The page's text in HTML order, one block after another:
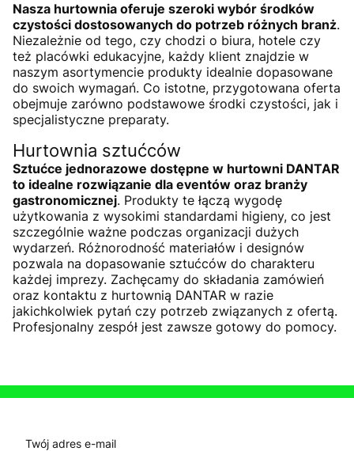
Nasza hurtownia oferuje szeroki wybór środków
czystości dostosowanych do potrzeb różnych branż.
Niezależnie od tego, czy chodzi o biura, hotele czy
też placówki edukacyjne, każdy klient znajdzie w
naszym asortymencie produkty idealnie dopasowane
do swoich wymagań. Co istotne, przygotowana oferta
obejmuje zarówno podstawowe środki czystości, jak i
specjalistyczne preparaty.
Hurtownia sztućców
Sztućce jednorazowe dostępne w hurtowni DANTAR
to idealne rozwiązanie dla eventów oraz branży
gastronomicznej. Produkty te łączą wygodę
użytkowania z wysokimi standardami higieny, co jest
szczególnie ważne podczas organizacji dużych
wydarzeń. Różnorodność materiałów i designów
pozwala na dopasowanie sztućców do charakteru
każdej imprezy. Zachęcamy do składania zamówień
oraz kontaktu z hurtownią DANTAR w razie
jakichkolwiek pytań czy potrzeb związanych z ofertą.
Profesjonalny zespół jest zawsze gotowy do pomocy.
Twój adres e-mail